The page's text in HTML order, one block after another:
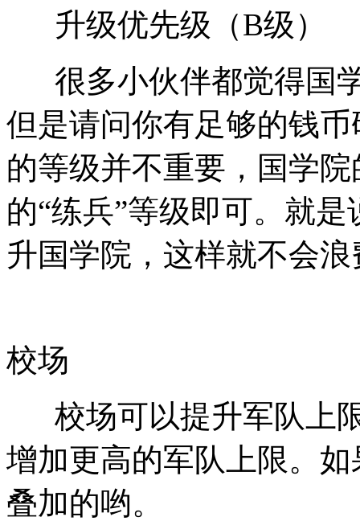
升级优先级（B级）
很多小伙伴都觉得国
但是请问你有足够的钱
的等级并不重要，国学
的“练兵”等级即可。就
升国学院，这样就不会
校场
校场可以提升军队上
增加更高的军队上限。
叠加的哟。